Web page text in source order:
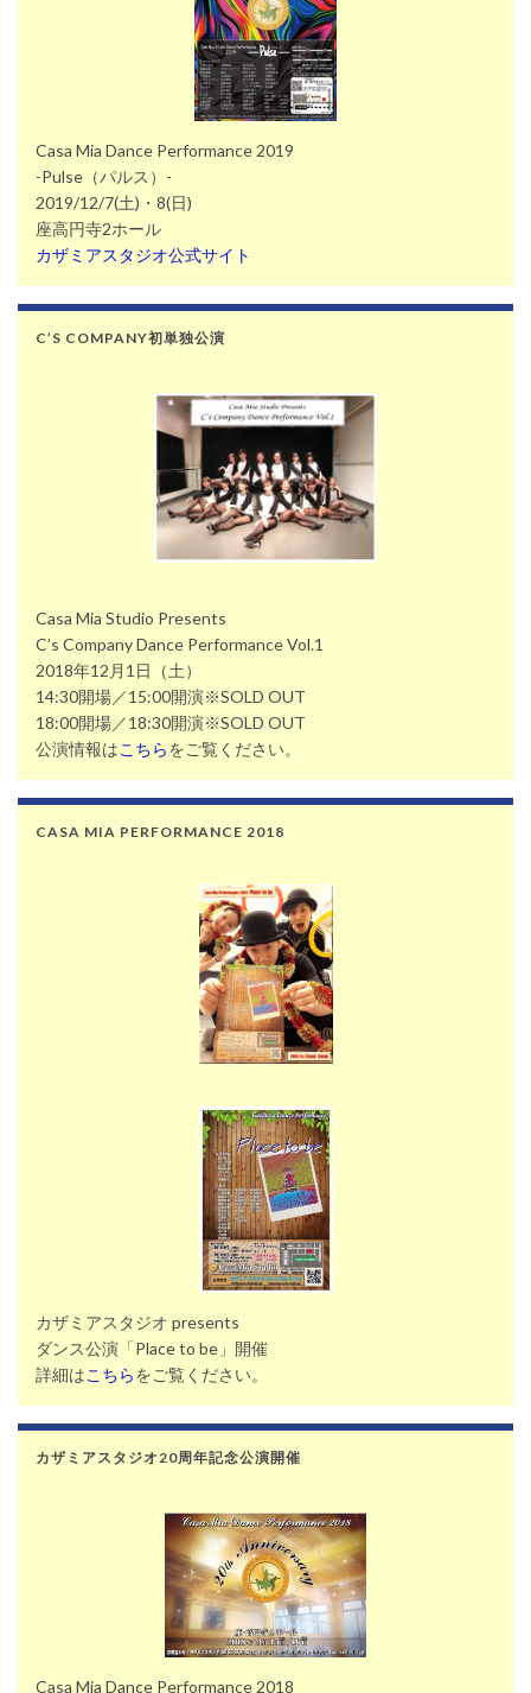
Casa Mia Dance Performance 2019
-Pulse（パルス）-
2019/12/7(土)・8(日)
座高円寺2ホール
カザミアスタジオ公式サイト
C’S COMPANY初単独公演
Casa Mia Studio Presents
C’s Company Dance Performance Vol.1
2018年12月1日（土）
14:30開場／15:00開演※SOLD OUT
18:00開場／18:30開演※SOLD OUT
公演情報はこちらをご覧ください。
CASA MIA PERFORMANCE 2018
カザミアスタジオ presents
ダンス公演「Place to be」開催
詳細はこちらをご覧ください。
カザミアスタジオ20周年記念公演開催
Casa Mia Dance Performance 2018